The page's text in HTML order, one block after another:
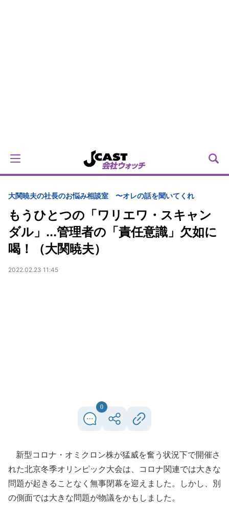
大関暁夫の社長のお悩み相談室 〜オレの話を聞いてくれ
もうひとつの「ワリエワ・スキャン
ダル」...管理者の「責任意識」欠如に
喝！（大関暁夫）
2022.02.23 11:45
0
新型コロナ・オミクロン株が猛威を奮う状況下で開催さ
れた北京冬季オリンピック大会は、コロナ関連では大きな
問題が起きることなく無事閉幕を迎えました。しかし、別
の側面では大きな問題が物議をかもしました。